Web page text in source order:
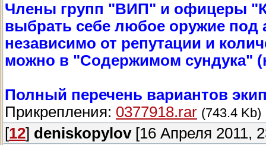
Члены групп "ВИП" и офицеры
выбрать себе любое оружие
независимо от репутации и
можно в "Содержимом сундука"
Полный перечень вариантов
Прикрепления: 0377918.rar (743.4 Kb)
[12] deniskopylov[16 Апреля 2011,